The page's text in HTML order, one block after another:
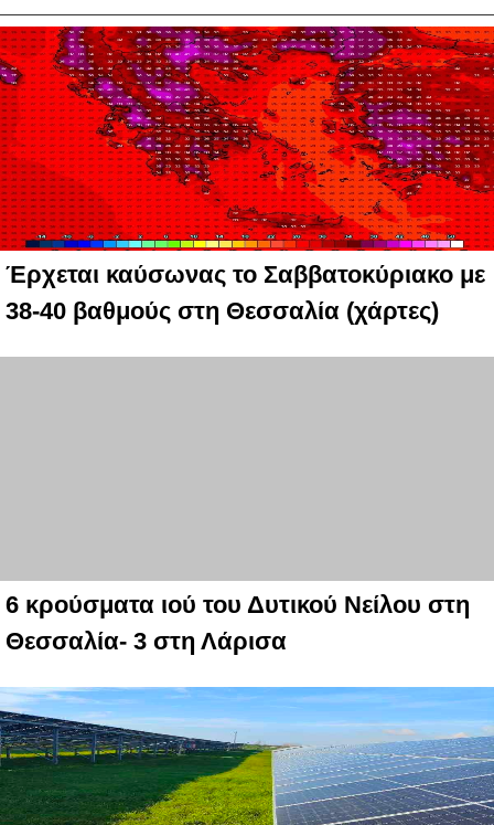
Έρχεται καύσωνας το Σαββατοκύριακο με
38-40 βαθμούς στη Θεσσαλία (χάρτες)
6 κρούσματα ιού του Δυτικού Νείλου στη
Θεσσαλία- 3 στη Λάρισα